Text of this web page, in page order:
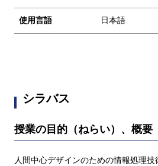
使用言語 日本語
シラバス
授業の目的（ねらい）、概要
人間中心デザインのための情報処理